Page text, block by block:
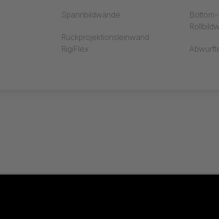
Spannbildwände
Rückprojektionsleinwand
RigiFlex